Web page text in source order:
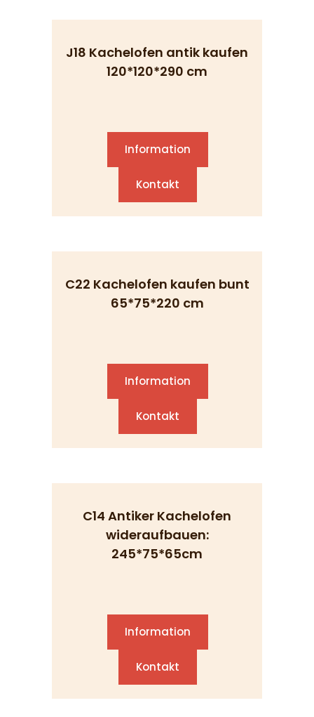
J18 Kachelofen antik kaufen
120*120*290 cm
Information
Kontakt
C22 Kachelofen kaufen bunt
65*75*220 cm
Information
Kontakt
C14 Antiker Kachelofen
wideraufbauen:
245*75*65cm
Information
Kontakt